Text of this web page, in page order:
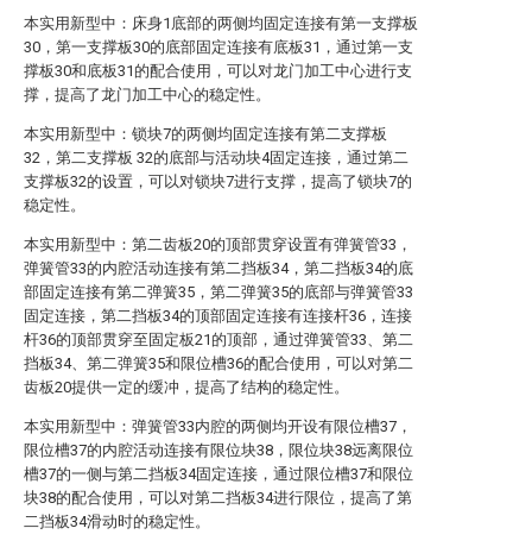
本实用新型中：床身1底部的两侧均固定连接有第一支撑板
30，第一支撑板30的底部固定连接有底板31，通过第一支
撑板30和底板31的配合使用，可以对龙门加工中心进行支
撑，提高了龙门加工中心的稳定性。
本实用新型中：锁块7的两侧均固定连接有第二支撑板
32，第二支撑板 32的底部与活动块4固定连接，通过第二
支撑板32的设置，可以对锁块7进行支撑，提高了锁块7的
稳定性。
本实用新型中：第二齿板20的顶部贯穿设置有弹簧管33，
弹簧管33的内腔活动连接有第二挡板34，第二挡板34的底
部固定连接有第二弹簧35，第二弹簧35的底部与弹簧管33
固定连接，第二挡板34的顶部固定连接有连接杆36，连接
杆36的顶部贯穿至固定板21的顶部，通过弹簧管33、第二
挡板34、第二弹簧35和限位槽36的配合使用，可以对第二
齿板20提供一定的缓冲，提高了结构的稳定性。
本实用新型中：弹簧管33内腔的两侧均开设有限位槽37，
限位槽37的内腔活动连接有限位块38，限位块38远离限位
槽37的一侧与第二挡板34固定连接，通过限位槽37和限位
块38的配合使用，可以对第二挡板34进行限位，提高了第
二挡板34滑动时的稳定性。